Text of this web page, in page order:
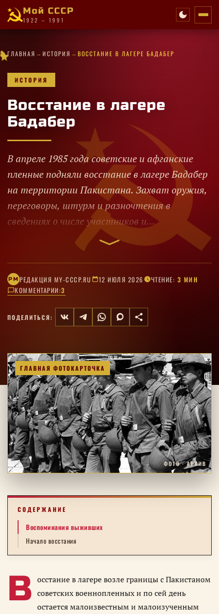
Мой СССР
1922 – 1991
✦
★
✦
··✧
★
✧
✧
✦
✧
·✧
✧
★
·★
✦
★
✧
✧
✦
✦
·
✦
✦
·✦
★ ГЛАВНАЯ → ИСТОРИЯ → ВОССТАНИЕ В ЛАГЕРЕ БАДАБЕР
ИСТОРИЯ
Восстание в лагере
Бадабер
В апреле 1985 года советские и афганские
пленные подняли восстание в лагере Бадабер
на территории Пакистана. Захват оружия,
переговоры, штурм и разночтения в
сведениях о числе участников и
обстоятельствах гибели.
РM РЕДАКЦИЯ MY-CCCP.RU 12 ИЮЛЯ 2026 ЧТЕНИЕ: 3 МИН
КОММЕНТАРИИ:3
ПОДЕЛИТЬСЯ:
ГЛАВНАЯ ФОТОКАРТОЧКА
ФОТО · АРХИВ
СОДЕРЖАНИЕ
Воспоминания выживших
Начало восстания
В осстание в лагере возле границы с Пакистаном
советских военнопленных и по сей день
остается малоизвестным и малоизученным